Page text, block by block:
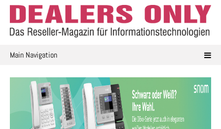
Skip
content
Main Navigation